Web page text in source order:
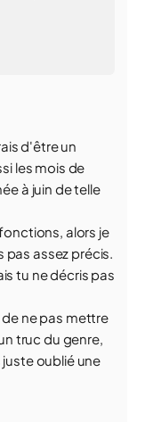
d'être un
les mois de
à juin de telle
alors je
assez précis.
tu ne décris pas
ne pas mettre
truc du genre,
oublié une